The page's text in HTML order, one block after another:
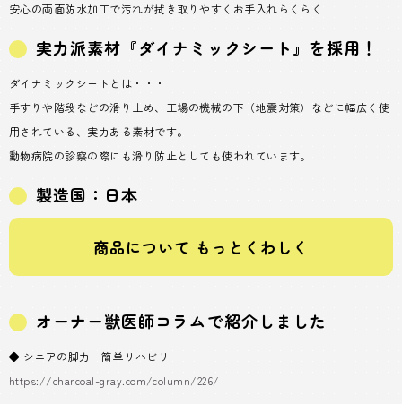
安心の両面防水加工で汚れが拭き取りやすくお手入れらくらく
実力派素材『ダイナミックシート』を採用！
ダイナミックシートとは・・・
手すりや階段などの滑り止め、工場の機械の下（地震対策）などに幅広く使
用されている、実力ある素材です。
動物病院の診察の際にも滑り防止としても使われています。
製造国：日本
商品について もっとくわしく
オーナー獣医師コラムで紹介しました
◆ シニアの脚力 簡単リハビリ
https://charcoal-gray.com/column/226/